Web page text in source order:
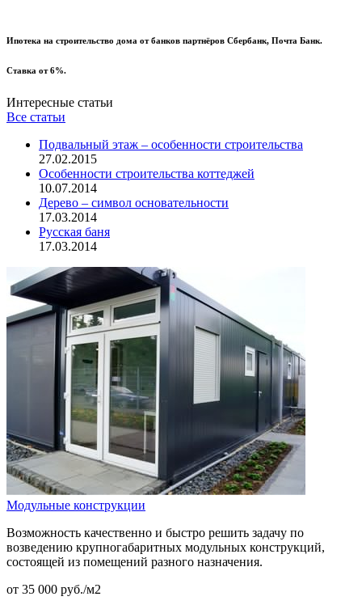
Ипотека на строительство дома от банков партнёров Сбербанк, Почта Банк.
Ставка от 6%.
Интересные статьи
Все статьи
Подвальный этаж – особенности строительства
27.02.2015
Особенности строительства коттеджей
10.07.2014
Дерево – символ основательности
17.03.2014
Русская баня
17.03.2014
Модульные конструкции
Возможность качественно и быстро решить задачу по
возведению крупногабаритных модульных конструкций,
состоящей из помещений разного назначения.
от 35 000 руб./м2